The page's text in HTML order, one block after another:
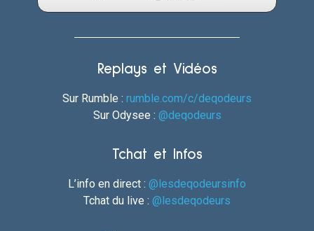
Replays et Vidéos
Sur Rumble : rumble.com/c/deqodeurs
Sur Odysee : @deqodeurs
Tchat et Infos
L’info en direct : @lesdeqodeursinfo
Tchat du live : @lesdeqodeurs